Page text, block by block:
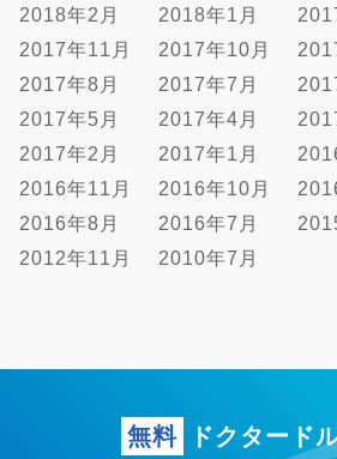
2018年2月
2018年1月
2017年11月
2017年10月
2017年8月
2017年7月
2017年5月
2017年4月
2017年2月
2017年1月
2016年11月
2016年10月
2016年8月
2016年7月
2012年11月
2010年7月
無料
ドクタード